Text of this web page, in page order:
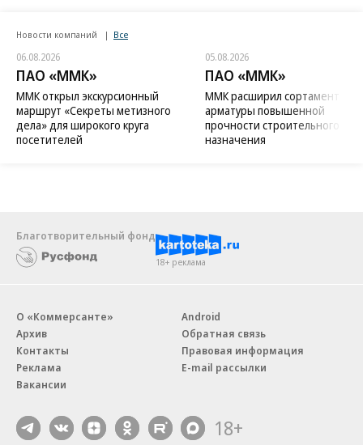
Новости компаний Все
06.08.2026
ПАО «ММК»
ММК открыл экскурсионный
маршрут «Секреты метизного
дела» для широкого круга
посетителей
05.08.2026
ПАО «ММК»
ММК расширил сортамент
арматуры повышенной
прочности строительного
назначения
Благотворительный фонд
18+ реклама
О «Коммерсанте»
Архив
Контакты
Реклама
Вакансии
Android
Обратная связь
Правовая информация
E-mail рассылки
18+